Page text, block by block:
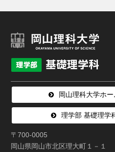
岡山理科大学ホ
理学部 基礎理学
〒700-0005
岡山県岡山市北区理大町１－１